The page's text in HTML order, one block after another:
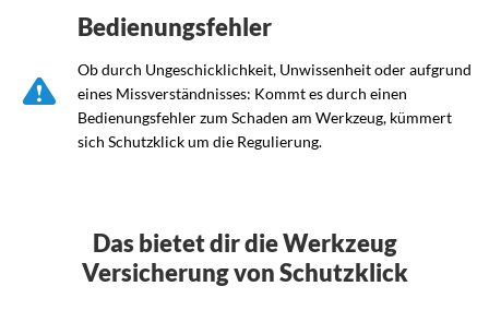
Bedienungsfehler
Ob durch Ungeschicklichkeit, Unwissenheit oder aufgrund
eines Missverständnisses: Kommt es durch einen
Bedienungsfehler zum Schaden am Werkzeug, kümmert
sich Schutzklick um die Regulierung.
Das bietet dir die Werkzeug
Versicherung von Schutzklick